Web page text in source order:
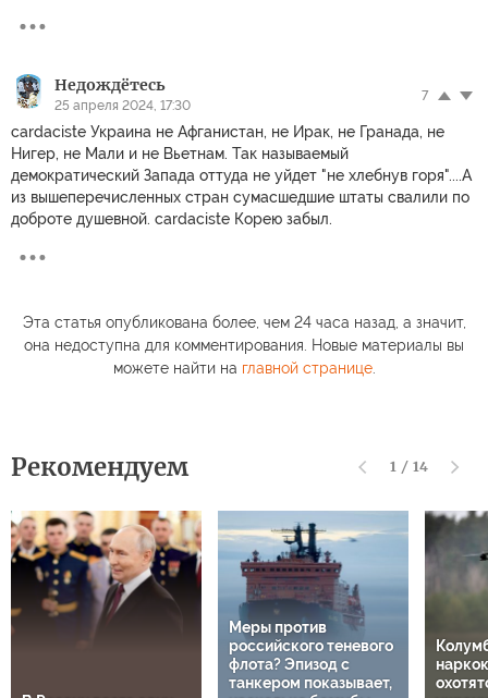
Недождётесь
25 апреля 2024, 17:30
7
cardaciste Украина не Афганистан, не Ирак, не Гранада, не
Нигер, не Мали и не Вьетнам. Так называемый
демократический Запада оттуда не уйдет "не хлебнув горя"....А
из вышеперечисленных стран сумасшедшие штаты свалили по
доброте душевной. cardaciste Корею забыл.
Эта статья опубликована более, чем 24 часа назад, а значит,
она недоступна для комментирования. Новые материалы вы
можете найти на главной странице.
Рекомендуем 1 / 14
Меры против
российского теневого
флота? Эпизод с
танкером показывает,